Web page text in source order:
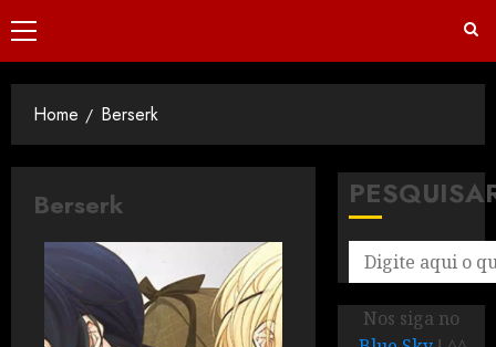
Home Berserk
Berserk
Nos siga no